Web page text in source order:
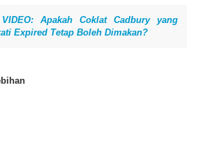
VIDEO: Apakah Coklat Cadbury yang
Expired Tetap Boleh Dimakan?